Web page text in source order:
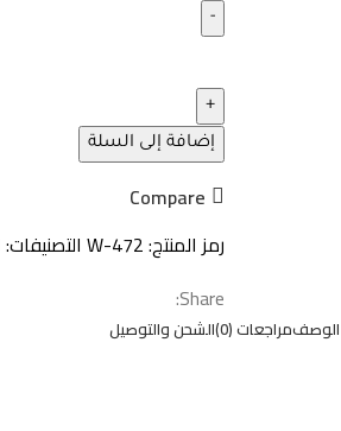
إضافة إلى السلة
Compare
رمز المنتج:W-472 التصنيفات:
Share:
الوصفمراجعات (0) الشحن والتوصيل